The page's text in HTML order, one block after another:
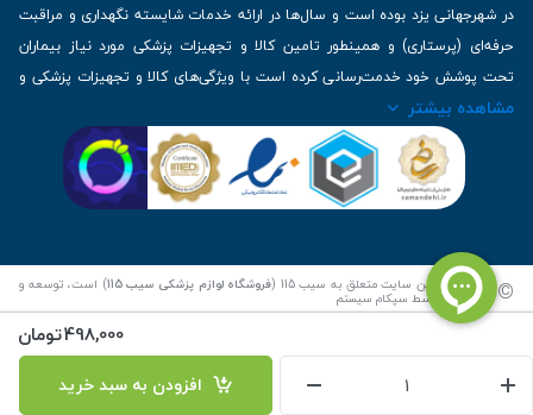
498,000تومان
افزودن به سبد خرید
در شهرجهانی یزد بوده است و سال‌ها در ارائه خدمات شایسته نگهداری و مراقبت
حرفه‌ای (پرستاری) و همینطور تامین کالا و تجهیزات پزشکی مورد نیاز بیماران
تحت پوشش خود خدمت‌رسانی کرده است با ویژگی‌های کالا و تجهیزات پزشکی و
برترین برندهای موجود در بازار اطلاعات بسیار ارزشمندی را دارا می‌باشد
| تلفن تماس : 36333383-035 | ایمیل: Info@Sib115.com
مشاهده بیشتر
© کلیه حقوق این سایت متعلق به سیب 115 ( فروشگاه لوازم پزشکی سیب 115 ) است، توسعه و
کدنویسی توسط سپکام سیستم